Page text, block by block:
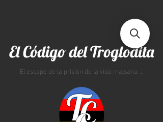
El Código del Troglodita
El escape de la prisión de la vida malsana ...